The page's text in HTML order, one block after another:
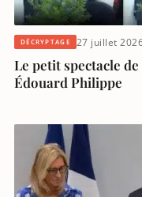
DÉCRYPTAGE 27 juillet
Le petit spectacle
Édouard Philippe